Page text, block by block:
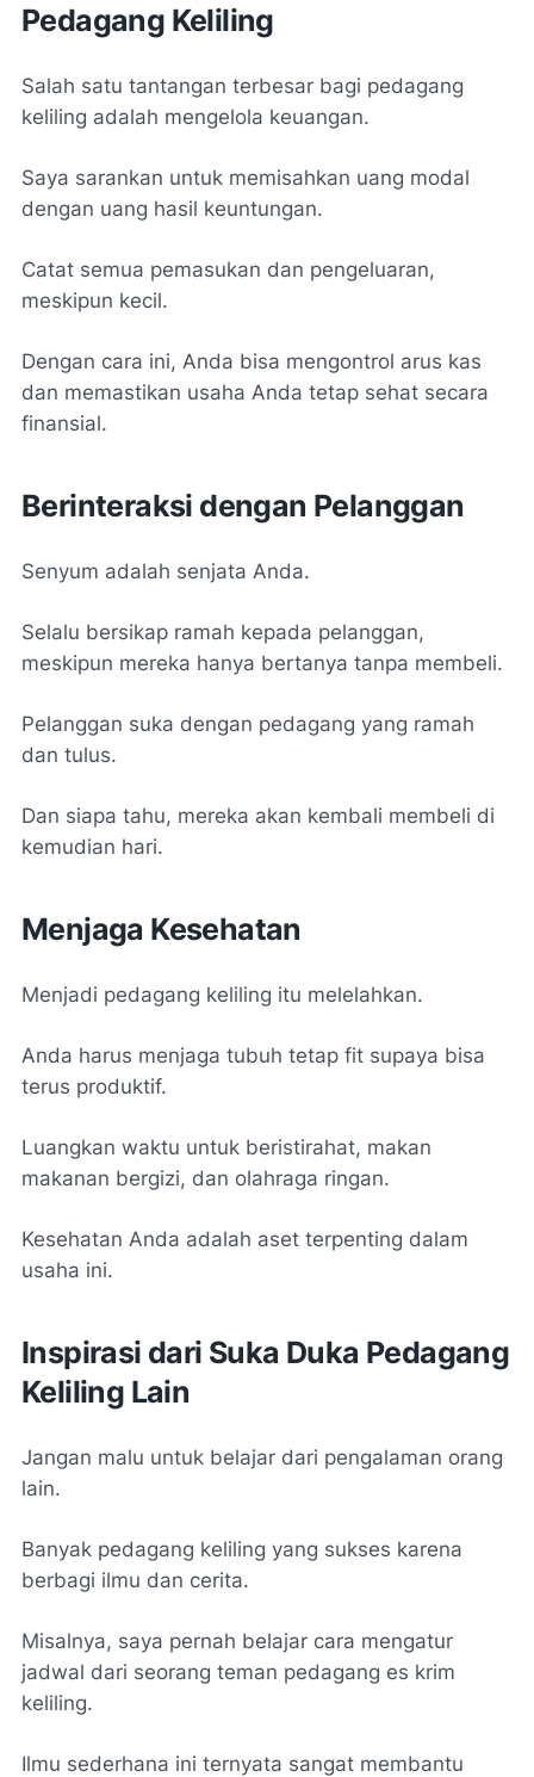
Pedagang Keliling
Salah satu tantangan terbesar bagi pedagang
keliling adalah mengelola keuangan.
Saya sarankan untuk memisahkan uang modal
dengan uang hasil keuntungan.
Catat semua pemasukan dan pengeluaran,
meskipun kecil.
Dengan cara ini, Anda bisa mengontrol arus kas
dan memastikan usaha Anda tetap sehat secara
finansial.
Berinteraksi dengan Pelanggan
Senyum adalah senjata Anda.
Selalu bersikap ramah kepada pelanggan,
meskipun mereka hanya bertanya tanpa membeli.
Pelanggan suka dengan pedagang yang ramah
dan tulus.
Dan siapa tahu, mereka akan kembali membeli di
kemudian hari.
Menjaga Kesehatan
Menjadi pedagang keliling itu melelahkan.
Anda harus menjaga tubuh tetap fit supaya bisa
terus produktif.
Luangkan waktu untuk beristirahat, makan
makanan bergizi, dan olahraga ringan.
Kesehatan Anda adalah aset terpenting dalam
usaha ini.
Inspirasi dari Suka Duka Pedagang
Keliling Lain
Jangan malu untuk belajar dari pengalaman orang
lain.
Banyak pedagang keliling yang sukses karena
berbagi ilmu dan cerita.
Misalnya, saya pernah belajar cara mengatur
jadwal dari seorang teman pedagang es krim
keliling.
Ilmu sederhana ini ternyata sangat membantu